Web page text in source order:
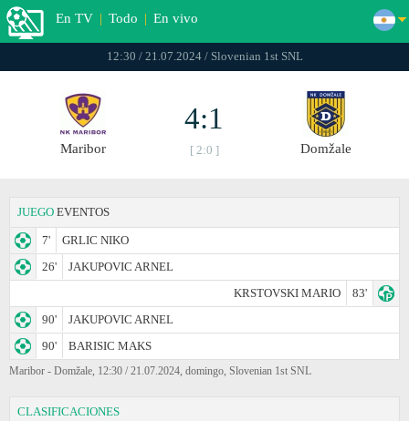
En TV | Todo | En vivo
12:30 / 21.07.2024 / Slovenian 1st SNL
Maribor
4:1
[ 2:0 ] Domžale
JUEGO EVENTOS
7'
GRLIC NIKO
26'
JAKUPOVIC ARNEL
KRSTOVSKI MARIO
83'
90'
JAKUPOVIC ARNEL
90'
BARISIC MAKS
Maribor - Domžale, 12:30 / 21.07.2024, domingo, Slovenian 1st SNL
CLASIFICACIONES